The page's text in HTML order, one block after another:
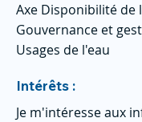
Axe Disponibilité de
Gouvernance et
Usages de l'eau
Intérêts :
Je m'intéresse aux